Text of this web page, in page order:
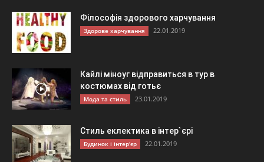
Філософія здорового харчування
Здорове харчування 22.01.2019
Кайлі міноуг відправиться в тур в
костюмах від готьє
Мода та стиль 23.01.2019
Стиль еклектика в інтер`єрі
Будинок і інтер'єр 22.01.2019